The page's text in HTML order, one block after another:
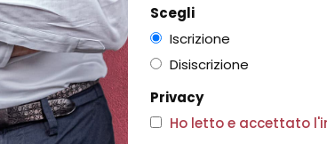
Scegli
Iscrizione
Disiscrizione
Privacy
Ho letto e accettato